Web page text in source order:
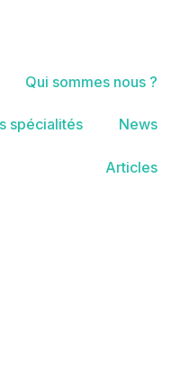
Qui sommes nous ?
spécialités News
Articles